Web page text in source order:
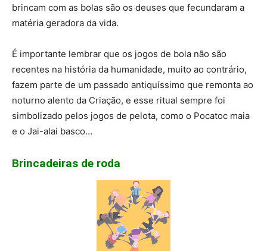
brincam com as bolas são os deuses que fecundaram a
matéria geradora da vida.
É importante lembrar que os jogos de bola não são
recentes na história da humanidade, muito ao contrário,
fazem parte de um passado antiquíssimo que remonta ao
noturno alento da Criação, e esse ritual sempre foi
simbolizado pelos jogos de pelota, como o Pocatoc maia
e o Jai-alai basco…
Brincadeiras de roda